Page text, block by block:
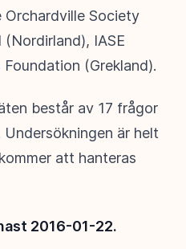
Orchardville Society
IASE
(Grekland).
består av 17 frågor
Undersökningen är helt
att hanteras
2016-01-22.